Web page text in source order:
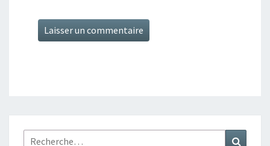
Rechercher :